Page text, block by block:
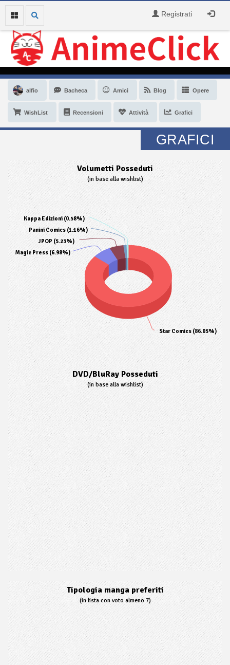
Registrati
alfio Bacheca Amici Blog Opere
WishList Recensioni Attività Grafici
GRAFICI
Volumetti Posseduti
(in base alla wishlist)
Star Comics (86.05%)
Magic Press (6.98%)
JPOP (5.23%)
Panini Comics (1.16%)
Kappa Edizioni (0.58%)
DVD/BluRay Posseduti
(in base alla wishlist)
Tipologia manga preferiti
(in lista con voto almeno 7)